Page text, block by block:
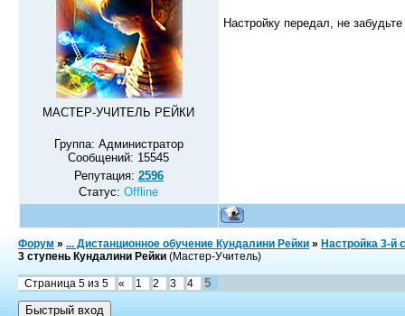
МАСТЕР-УЧИТЕЛЬ РЕЙКИ
Группа: Администратор
Сообщений: 15545
Репутация: 2596
Статус:Offline
Настройку передал, не
Форум » ... Дистанционное обучение Кундалини Рейки » Настройка 3-й
3 ступень Кундалини Рейки (Мастер-Учитель)
Страница 5 из 5 « 1 2 3 4 5